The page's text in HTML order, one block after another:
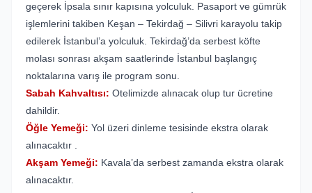
geçerek İpsala sınır kapısına yolculuk. Pasaport ve gümrük
işlemlerini takiben Keşan – Tekirdağ – Silivri karayolu takip
edilerek İstanbul’a yolculuk. Tekirdağ’da serbest köfte
molası sonrası akşam saatlerinde İstanbul başlangıç
noktalarına varış ile program sonu.
Sabah Kahvaltısı: Otelimizde alınacak olup tur ücretine
dahildir.
Öğle Yemeği: Yol üzeri dinleme tesisinde ekstra olarak
alınacaktır .
Akşam Yemeği: Kavala’da serbest zamanda ekstra olarak
alınacaktır.